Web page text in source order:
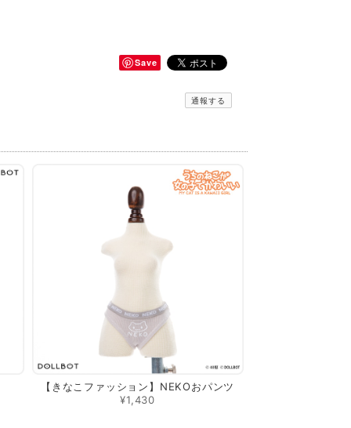
Save
通報する
【きなこファッション】NEKOおパンツ
¥1,430